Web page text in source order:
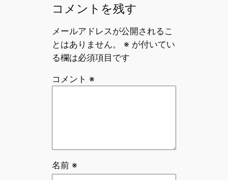
コメントを残す
メールアドレスが公開されるこ
とはありません。
※ が付いてい
る欄は必須項目です
コメント ※
名前 ※